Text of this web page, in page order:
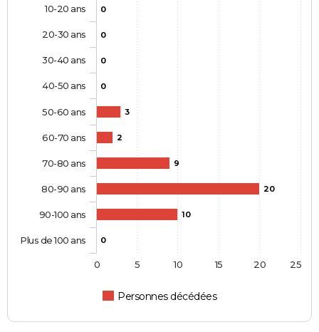
0
0
0
0
3
2
9
20
10
0
Personnes décédées
10-20 ans
20-30 ans
30-40 ans
40-50 ans
50-60 ans
60-70 ans
70-80 ans
80-90 ans
90-100 ans
Plus de 100 ans
0 5 10 15 20 25